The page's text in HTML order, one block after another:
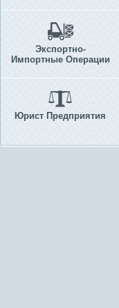
Экспортно-
Импортные Операции
Юрист Предприятия